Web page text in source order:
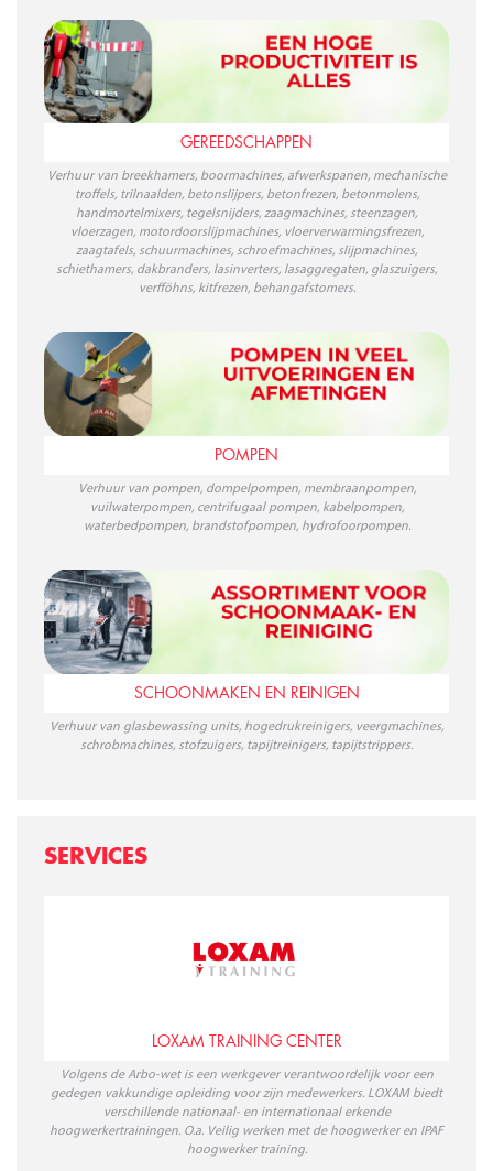
GEREEDSCHAPPEN
Verhuur van breekhamers, boormachines, afwerkspanen, mechanische
troffels, trilnaalden, betonslijpers, betonfrezen, betonmolens,
handmortelmixers, tegelsnijders, zaagmachines, steenzagen,
vloerzagen, motordoorslijpmachines, vloerverwarmingsfrezen,
zaagtafels, schuurmachines, schroefmachines, slijpmachines,
schiethamers, dakbranders, lasinverters, lasaggregaten, glaszuigers,
verfföhns, kitfrezen, behangafstomers.
POMPEN
Verhuur van pompen, dompelpompen, membraanpompen,
vuilwaterpompen, centrifugaal pompen, kabelpompen,
waterbedpompen, brandstofpompen, hydrofoorpompen.
SCHOONMAKEN EN REINIGEN
Verhuur van glasbewassing units, hogedrukreinigers, veergmachines,
schrobmachines, stofzuigers, tapijtreinigers, tapijtstrippers.
SERVICES
LOXAM TRAINING CENTER
Volgens de Arbo-wet is een werkgever verantwoordelijk voor een
gedegen vakkundige opleiding voor zijn medewerkers. LOXAM biedt
verschillende nationaal- en internationaal erkende
hoogwerkertrainingen. O.a. Veilig werken met de hoogwerker en IPAF
hoogwerker training.